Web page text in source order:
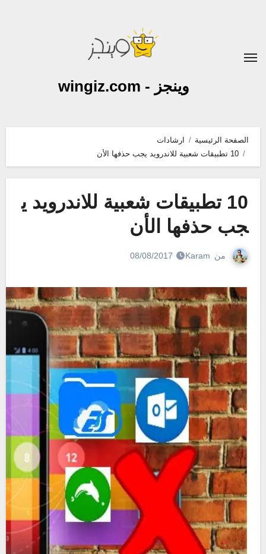
وينجز - wingiz.com
الصفحة الرئيسية
ارشادات
10 تطبيقات شعبية للاندرويد يجب حذفها الأن
10 تطبيقات شعبية للاندرويد ي
جب حذفها الأن
من Karam
08/08/2017